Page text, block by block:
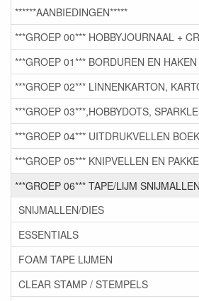
******AANBIEDINGEN*****
***GROEP 00*** HOBBYJOURNAAL +
***GROEP 01*** BORDUREN EN HAKEN
***GROEP 02*** LINNENKARTON,
***GROEP 03***,HOBBYDOTS,
***GROEP 04*** UITDRUKVELLEN
***GROEP 05*** KNIPVELLEN EN
***GROEP 06*** TAPE/LIJM
SNIJMALLEN/DIES
ESSENTIALS
FOAM TAPE LIJMEN
CLEAR STAMP / STEMPELS